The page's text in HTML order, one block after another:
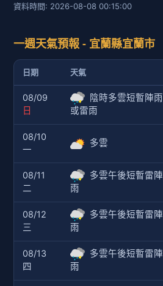
資料時間: 2026-08-08 00:15:00
一週天氣預報 - 宜蘭縣宜蘭市
日期 天氣
08/09
日
陰時多雲短暫陣雨
或雷雨
08/10
一
多雲
08/11
二
多雲午後短暫雷陣
雨
08/12
三
多雲午後短暫雷陣
雨
08/13
四
多雲午後短暫雷陣
雨